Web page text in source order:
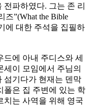
파하였다. 그는 존 리
”(What the Bible
에 대한 주석을 집필하
에 아내 주디스와 세
세이 모임에서 주님의
섬기다가 현재는 덴막
폴은 집 주변에 있는 학
치는 사역을 위해 영국